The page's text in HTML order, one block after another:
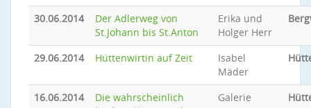
30.06.2014
Der Adlerweg von
St.Johann bis St.Anton
Erika und
Holger Herr
29.06.2014 Hüttenwirtin auf Zeit
Isabel
Mäder
16.06.2014
Die wahrscheinlich
Galerie